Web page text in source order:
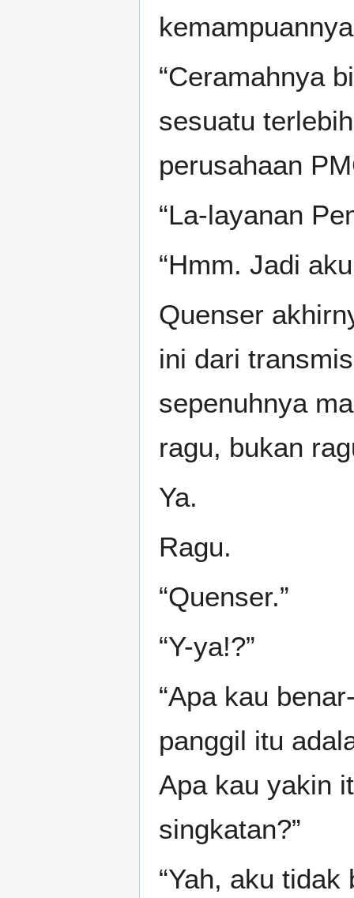
“Ceramahnya
sesuatu
perusahaan
“La-layanan
“Hmm. Jadi
Quenser
ini dari
sepenuhnya
ragu, bukan
Ya.
Ragu.
“Quenser.”
“Y-ya!?”
“Apa kau
panggil itu
Apa kau yakin
singkatan?”
“Yah, aku